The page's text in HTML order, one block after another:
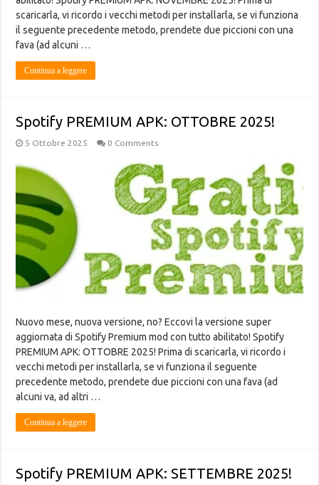
scaricarla, vi ricordo i vecchi metodi per installarla, se vi funziona
il seguente precedente metodo, prendete due piccioni con una
fava (ad alcuni …
Continua a leggere
Spotify PREMIUM APK: OTTOBRE 2025!
5 Ottobre 2025 0 Comments
Nuovo mese, nuova versione, no? Eccovi la versione super
aggiornata di Spotify Premium mod con tutto abilitato! Spotify
PREMIUM APK: OTTOBRE 2025! Prima di scaricarla, vi ricordo i
vecchi metodi per installarla, se vi funziona il seguente
precedente metodo, prendete due piccioni con una fava (ad
alcuni va, ad altri …
Continua a leggere
Spotify PREMIUM APK: SETTEMBRE 2025!